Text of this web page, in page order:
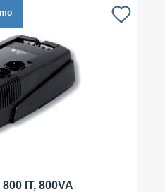
IT, 800VA